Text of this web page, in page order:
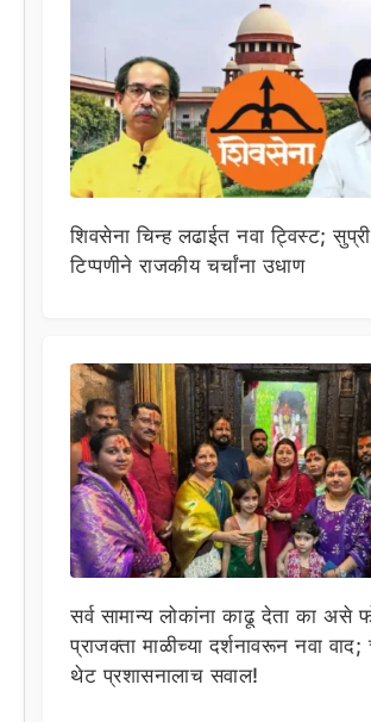
शिवसेना चिन्ह लढाईत नवा ट्विस्ट;
टिप्पणीने राजकीय चर्चांना उधाण
सर्व सामान्य लोकांना काढू देता का असे
प्राजक्ता माळीच्या दर्शनावरून नवा वाद;
थेट प्रशासनालाच सवाल!